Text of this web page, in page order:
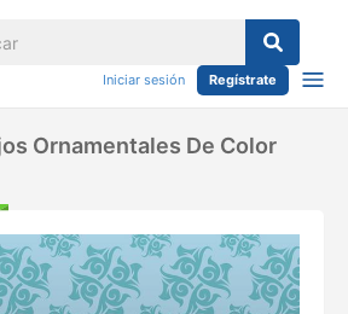
Iniciar sesión Regístrate
Ornamentales De Color